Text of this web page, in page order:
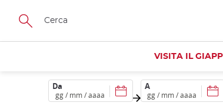
Skip
main
VISITA IL
Da A